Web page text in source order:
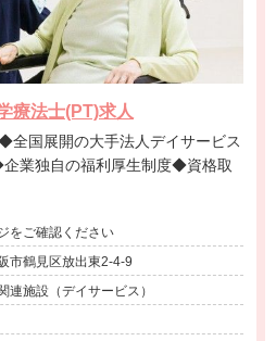
療法士(PT)求人
業独自の福利厚生制度◆資格取
をご確認ください
市鶴見区放出東2-4-9
連施設（デイサービス）